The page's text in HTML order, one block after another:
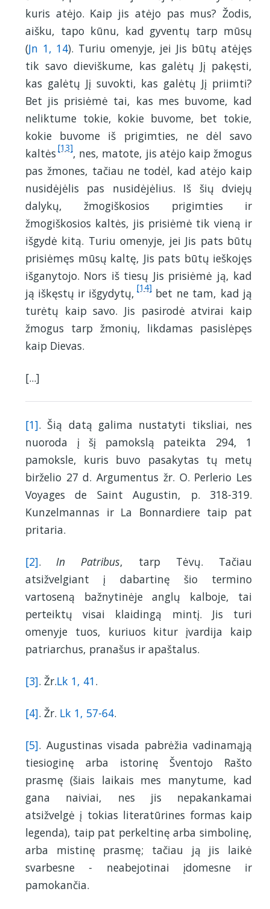
kuris atėjo. Kaip jis atėjo pas mus? Žodis,
aišku, tapo kūnu, kad gyventų tarp mūsų
(Jn 1, 14). Turiu omenyje, jei Jis būtų atėjęs
tik savo dieviškume, kas galėtų Jį pakęsti,
kas galėtų Jį suvokti, kas galėtų Jį priimti?
Bet jis prisiėmė tai, kas mes buvome, kad
neliktume tokie, kokie buvome, bet tokie,
kokie buvome iš prigimties, ne dėl savo
kaltės [13], nes, matote, jis atėjo kaip žmogus
pas žmones, tačiau ne todėl, kad atėjo kaip
nusidėjėlis pas nusidėjėlius. Iš šių dviejų
dalykų, žmogiškosios prigimties ir
žmogiškosios kaltės, jis prisiėmė tik vieną ir
išgydė kitą. Turiu omenyje, jei Jis pats būtų
prisiėmęs mūsų kaltę, Jis pats būtų ieškojęs
išganytojo. Nors iš tiesų Jis prisiėmė ją, kad
ją iškęstų ir išgydytų, [14] bet ne tam, kad ją
turėtų kaip savo. Jis pasirodė atvirai kaip
žmogus tarp žmonių, likdamas pasislėpęs
kaip Dievas.
[...]
[1]. Šią datą galima nustatyti tiksliai, nes
nuoroda į šį pamokslą pateikta 294, 1
pamoksle, kuris buvo pasakytas tų metų
birželio 27 d. Argumentus žr. O. Perlerio Les
Voyages de Saint Augustin, p. 318-319.
Kunzelmannas ir La Bonnardiere taip pat
pritaria.
[2]. In Patribus, tarp Tėvų. Tačiau
atsižvelgiant į dabartinę šio termino
vartoseną bažnytinėje anglų kalboje, tai
perteiktų visai klaidingą mintį. Jis turi
omenyje tuos, kuriuos kitur įvardija kaip
patriarchus, pranašus ir apaštalus.
[3]. Žr.Lk 1, 41.
[4]. Žr. Lk 1, 57-64.
[5]. Augustinas visada pabrėžia vadinamąją
tiesioginę arba istorinę Šventojo Rašto
prasmę (šiais laikais mes manytume, kad
gana naiviai, nes jis nepakankamai
atsižvelgė į tokias literatūrines formas kaip
legenda), taip pat perkeltinę arba simbolinę,
arba mistinę prasmę; tačiau ją jis laikė
svarbesne - neabejotinai įdomesne ir
pamokančia.